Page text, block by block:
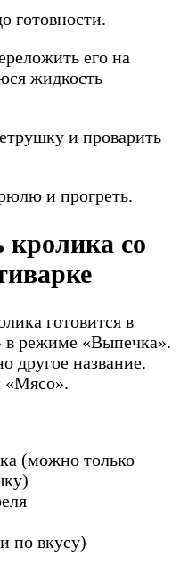
готовности.
его на
жидкость
и проварить
и прогреть.
кролика со
готовится в
в режиме «Выпечка».
другое название.
«Мясо».
(можно только
по вкусу)